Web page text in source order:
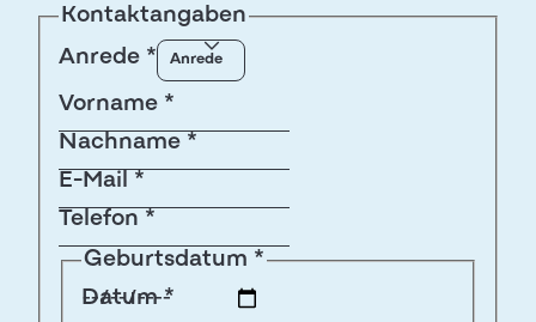
Kontaktangaben
Anrede *
Vorname *
Nachname *
E-Mail *
Telefon *
Datum*
Geburtsdatum *